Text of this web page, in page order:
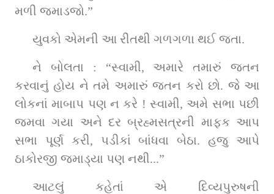
મળી જમાડજો.”
યુવકો એમની આ રીતથી ગળગળા થઈ જતા.
ને બોલતા : “સ્વામી, અમારે તમારું જતન
કરવાનું હોય ને તમે અમારું જતન કરો છો. જે આ
લોકનાં માબાપ પણ ન કરે ! સ્વામી, અમે સભા પછી
જમવા ગયા અને દર બ્રહ્મસત્રની માફક આપ
સભા પૂર્ણ કરી, પડીકાં બાંધવા બેઠા. હજુ આપે
ઠાકોરજી જમાડ્યા પણ નથી...”
આટલું કહેતાં એ દિવ્યપુરુષની